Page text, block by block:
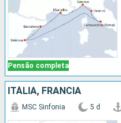
Pensão completa
ITÁLIA, FRANCIA
MSC Sinfonia 5 d